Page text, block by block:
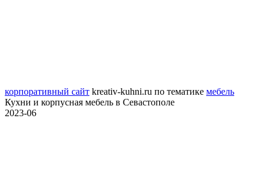
корпоративный сайт kreativ-kuhni.ru по тематике мебель
Кухни и корпусная мебель в Севастополе
2023-06